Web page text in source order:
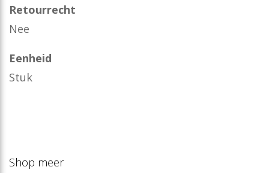
Retourrecht
Nee
Eenheid
Stuk
Shop meer